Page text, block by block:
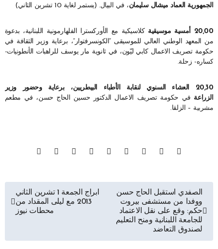
الجمهورية العماد ميشال سليمان، في البيال. (يستمر لغاية 10 تشرين الثاني)
20,00 أمسية موسيقية
كلاسيكية مع الأوركسترا الفلهارمونية اللبنانية، بدعوة
من المعهد الوطني العالي للموسيقى “الكونسرفتوار”، برعاية وزير الثقافة في
حكومة تصريف الاعمال كابي ليّون، في ثانوية مار يوسف للراهبات الأنطونيات-
كساره- زحلة.
20,30 العشاء السنوي لنقابة الأطباء البيطريين، برعاية وحضور وزير
الزراعة في حكومة تصريف الاعمال الدكتور حسين الحاج حسن، في مطعم
مشربية – الزلقا.
تصفّح
المقالات
الصفدي استقبل الحاج حسن
ووفدا من مستشفى بيروت
حكم: وقع على نقل الاعتماد
للجامعة اللبنانية ومنح التعليم
لصندوق التعاضد
ابراج الجمعة 1 تشرين الثاني
2013 مع ليلى المقداد من
محطات نيوز